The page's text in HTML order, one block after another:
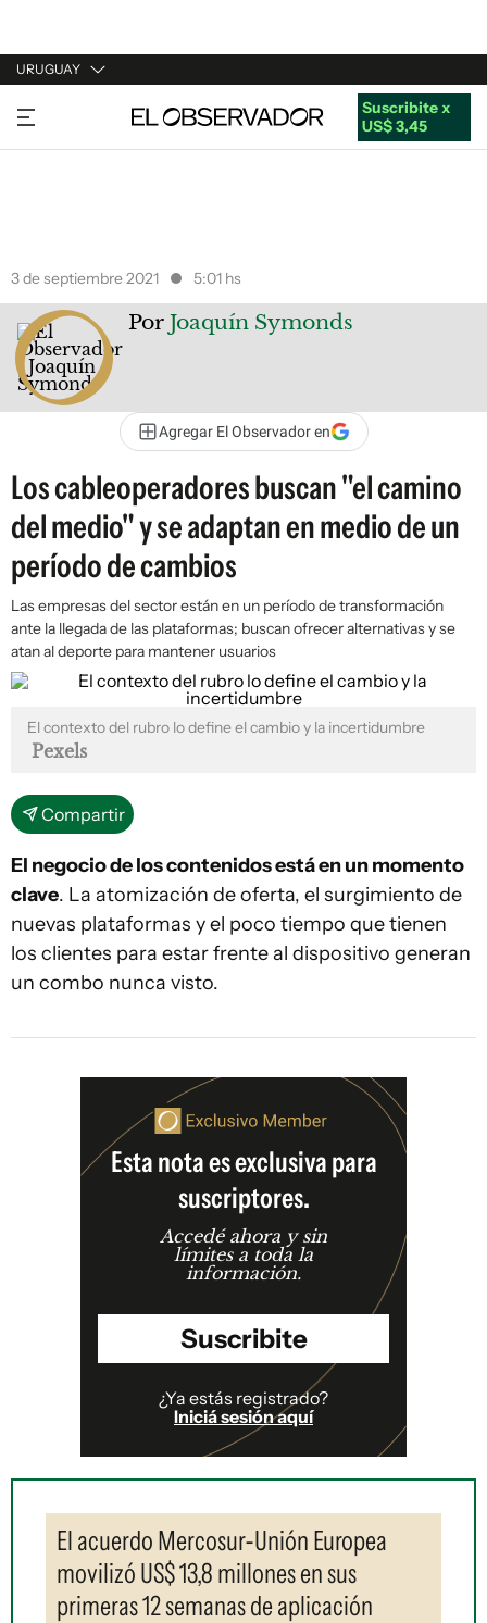
URUGUAY
URUGUAY
ARGENTINA
Suscribite x
US$ 3,45
3 de septiembre 2021 5:01 hs
Por Joaquín Symonds
Agregar El Observador en
Los cableoperadores buscan "el camino
del medio" y se adaptan en medio de un
período de cambios
Las empresas del sector están en un período de transformación
ante la llegada de las plataformas; buscan ofrecer alternativas y se
atan al deporte para mantener usuarios
El contexto del rubro lo define el cambio y la incertidumbre
Pexels
Compartir
El negocio de los contenidos está en un momento
clave. La atomización de oferta, el surgimiento de
nuevas plataformas y el poco tiempo que tienen
los clientes para estar frente al dispositivo generan
un combo nunca visto.
Esta nota es exclusiva para
suscriptores.
Accedé ahora y sin
límites a toda la
información.
Suscribite
¿Ya estás registrado?
Iniciá sesión aquí
El acuerdo Mercosur-Unión Europea
movilizó US$ 13,8 millones en sus
primeras 12 semanas de aplicación